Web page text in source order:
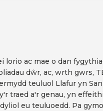
lorio ac mae o dan
dŵr, ac, wrth gwrs,
teuluol Llafur yn
traed a'r genau, yn
eu teuluoedd. Pa